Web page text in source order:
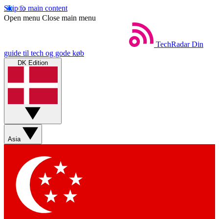
Skip to main content
Open menu Close main menu
TechRadar Din
guide til tech og gode køb
DK Edition
Asia